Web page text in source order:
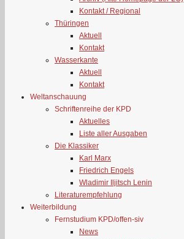
Kontakt / Regional
Thüringen
Aktuell
Kontakt
Wasserkante
Aktuell
Kontakt
Weltanschauung
Schriftenreihe der KPD
Aktuelles
Liste aller Ausgaben
Die Klassiker
Karl Marx
Friedrich Engels
Wladimir Iljitsch Lenin
Literaturempfehlung
Weiterbildung
Fernstudium KPD/offen-siv
News